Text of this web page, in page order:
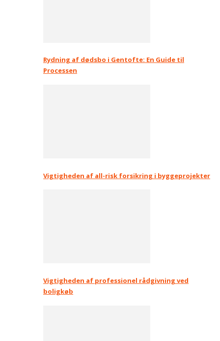
Rydning af dødsbo i Gentofte: En Guide til
Processen
Vigtigheden af all-risk forsikring i byggeprojekter
Vigtigheden af professionel rådgivning ved
boligkøb